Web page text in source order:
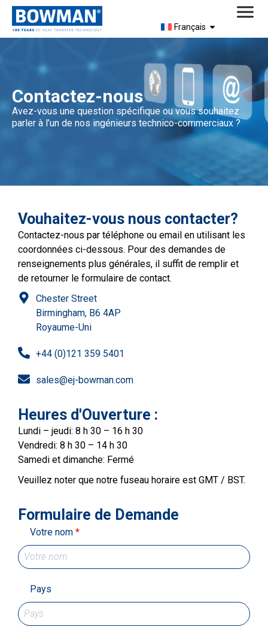
Français
Contactez-nous
Avez-vous une question spécifique ou vous souhaitez
parler à l’un de nos ingénieurs technico-commerciaux ?
Vouhaitez-vous nous contacter?
Contactez-nous par téléphone ou email en utilisant les
coordonnées ci-dessous. Pour des demandes de
renseignements plus générales, il suffit de remplir et
de retourner le formulaire de contact.
Chester Street
Birmingham, B6 4AP
Royaume-Uni
+44 (0)121 359 5401
sales@ej-bowman.com
Heures d'Ouverture :
Lundi – jeudi: 8 h 30 – 16 h 30
Vendredi: 8 h 30 – 14 h 30
Samedi et dimanche: Fermé
Veuillez noter que notre fuseau horaire est GMT / BST.
Formulaire de Demande
Votre nom *
Pays